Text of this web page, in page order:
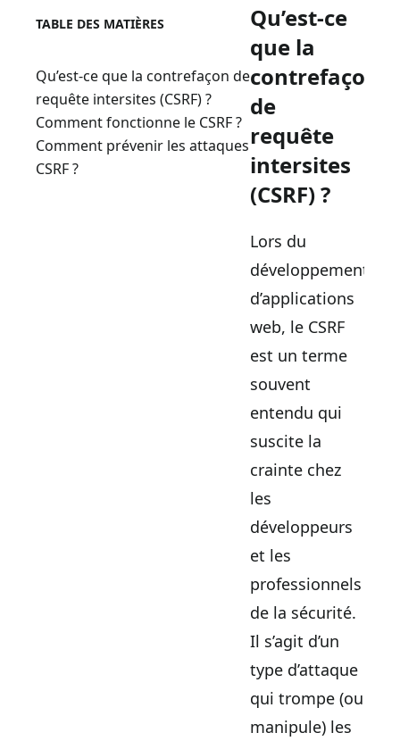
TABLE DES MATIÈRES
Qu’est-ce que la contrefaçon de
requête intersites (CSRF) ?
Comment fonctionne le CSRF ?
Comment prévenir les attaques
CSRF ?
Qu’est-ce
que la
contrefaçon
de
requête
intersites
(CSRF) ?
Lors du
développement
d’applications
web, le CSRF
est un terme
souvent
entendu qui
suscite la
crainte chez
les
développeurs
et les
professionnels
de la sécurité.
Il s’agit d’un
type d’attaque
qui trompe (ou
manipule) les